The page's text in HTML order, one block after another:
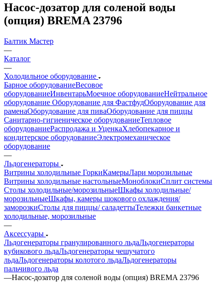
Насос-дозатор для соленой воды
(опция) BREMA 23796
Балтик Мастер
—
Каталог
—
Холодильное оборудование
Барное оборудованиеВесовое
оборудованиеИнвентарьМоечное оборудованиеНейтральное
оборудование Оборудование для ФастфудОборудование для
раменаОборудование для пиваОборудование для пиццы
Санитарно-гигиеническое оборудованиеТепловое
оборудованиеРаспродажа и УценкаХлебопекарное и
кондитерское оборудованиеЭлектромеханическое
оборудование
—
Льдогенераторы
Витрины холодильные ГоркиКамерыЛари морозильные
Витрины холодильные настольныеМоноблокиСплит системы
Столы холодильные/морозильныеШкафы холодильные/
морозильныеШкафы, камеры шокового охлаждения/
заморозкиСтолы для пиццы/ саладеттыТележки банкетные
холодильные, морозильные
—
Аксессуары
Льдогенераторы гранулированного льдаЛьдогенераторы
кубикового льдаЛьдогенераторы чешучатого
льдаЛьдогенераторы колотого льдаЛьдогенераторы
пальчивого льда
—Насос-дозатор для соленой воды (опция) BREMA 23796